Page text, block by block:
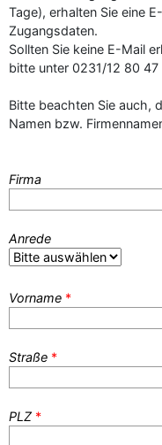
Tage), erhalten Sie eine
Zugangsdaten.
Sollten Sie keine E-Mail
bitte unter 0231/12 80 47
Bitte beachten Sie auch,
Namen bzw.
Firma
Anrede
Vorname *
Straße *
PLZ *